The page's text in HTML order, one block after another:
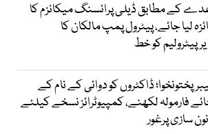
کے مطابق ڈیلی پرائسنگ میکانزم کا
لیا جائے، پیٹرول پمپ مالکان کا
کو خط
ڈاکٹروں کو دوائی کے نام کے
فارمولہ لکھنے، کمپیوٹرائز نسخے کیلئے
سازی پرغور